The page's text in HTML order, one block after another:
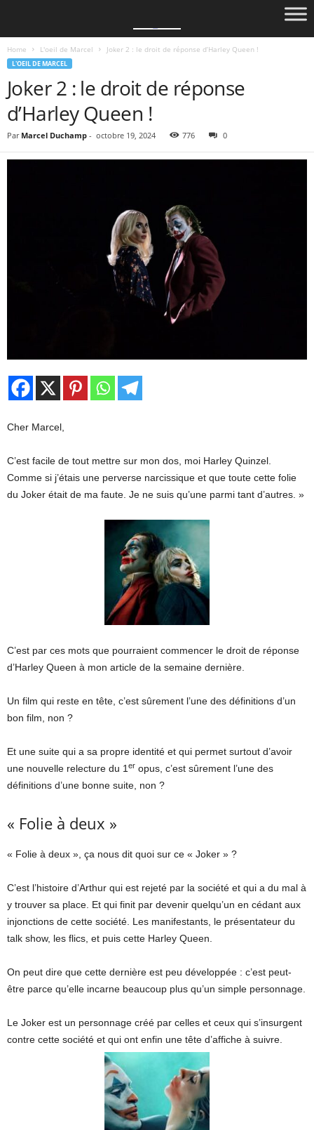
Home L'oeil de Marcel Joker 2 : le droit de réponse d’Harley Queen !
L'OEIL DE MARCEL
Joker 2 : le droit de réponse
d’Harley Queen !
Par Marcel Duchamp - octobre 19, 2024 776 0
Cher Marcel,
C’est facile de tout mettre sur mon dos, moi Harley Quinzel.
Comme si j’étais une perverse narcissique et que toute cette folie
du Joker était de ma faute. Je ne suis qu’une parmi tant d’autres. »
C’est par ces mots que pourraient commencer le droit de réponse
d’Harley Queen à mon article de la semaine dernière.
Un film qui reste en tête, c’est sûrement l’une des définitions d’un
bon film, non ?
Et une suite qui a sa propre identité et qui permet surtout d’avoir
une nouvelle relecture du 1er opus, c’est sûrement l’une des
définitions d’une bonne suite, non ?
« Folie à deux »
« Folie à deux », ça nous dit quoi sur ce « Joker » ?
C’est l’histoire d’Arthur qui est rejeté par la société et qui a du mal à
y trouver sa place. Et qui finit par devenir quelqu’un en cédant aux
injonctions de cette société. Les manifestants, le présentateur du
talk show, les flics, et puis cette Harley Queen.
On peut dire que cette dernière est peu développée : c’est peut-
être parce qu’elle incarne beaucoup plus qu’un simple personnage.
Le Joker est un personnage créé par celles et ceux qui s’insurgent
contre cette société et qui ont enfin une tête d’affiche à suivre.